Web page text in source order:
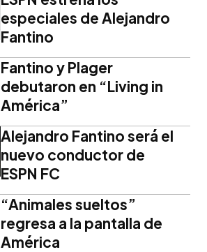
especiales de Alejandro
Fantino
Fantino y Plager
debutaron en “Living in
América”
Alejandro Fantino será el
nuevo conductor de
ESPN FC
“Animales sueltos”
regresa a la pantalla de
América